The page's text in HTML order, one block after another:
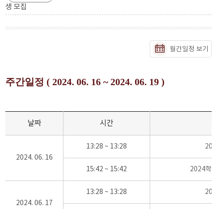
생 모집
월간일정 보기
주간일정 ( 2024. 06. 16 ~ 2024. 06. 19 )
날짜 시간
2024. 06. 16
13:28 ~ 13:28
15:42 ~ 15:42 2024학
2024. 06. 17
13:28 ~ 13:28